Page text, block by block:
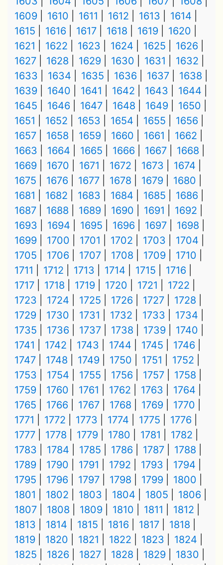
1609
1610 1611 1612 1613
1614
1615
1616 1617 1618 1619
1620
1621
1622 1623 1624 1625
1626
1627
1628 1629 1630 1631
1632
1633
1634 1635 1636 1637
1638
1639
1640 1641 1642 1643
1644
1645
1646 1647 1648 1649
1650
1651
1652 1653 1654 1655
1656
1657
1658 1659 1660 1661
1662
1663
1664 1665 1666 1667
1668
1669
1670 1671 1672 1673
1674
1675
1676 1677 1678 1679
1680
1681
1682 1683 1684 1685
1686
1687
1688 1689 1690 1691
1692
1693
1694 1695 1696 1697
1698
1699
1700 1701 1702 1703
1704
1705
1706 1707 1708 1709
1710
1711
1712 1713 1714 1715
1716
1717
1718 1719 1720 1721
1722
1723
1724 1725 1726 1727
1728
1729
1730 1731 1732 1733
1734
1735
1736 1737 1738 1739
1740
1741
1742 1743 1744 1745
1746
1747
1748 1749 1750 1751
1752
1753
1754 1755 1756 1757
1758
1759
1760 1761 1762 1763
1764
1765
1766 1767 1768 1769
1770
1771
1772 1773 1774 1775
1776
1777
1778 1779 1780 1781
1782
1783
1784 1785 1786 1787
1788
1789
1790 1791 1792 1793
1794
1795
1796 1797 1798 1799
1800
1801
1802 1803 1804 1805
1806
1807
1808 1809 1810 1811
1812
1813
1814 1815 1816 1817
1818
1819
1820 1821 1822 1823
1824
1825
1826 1827 1828 1829
1830